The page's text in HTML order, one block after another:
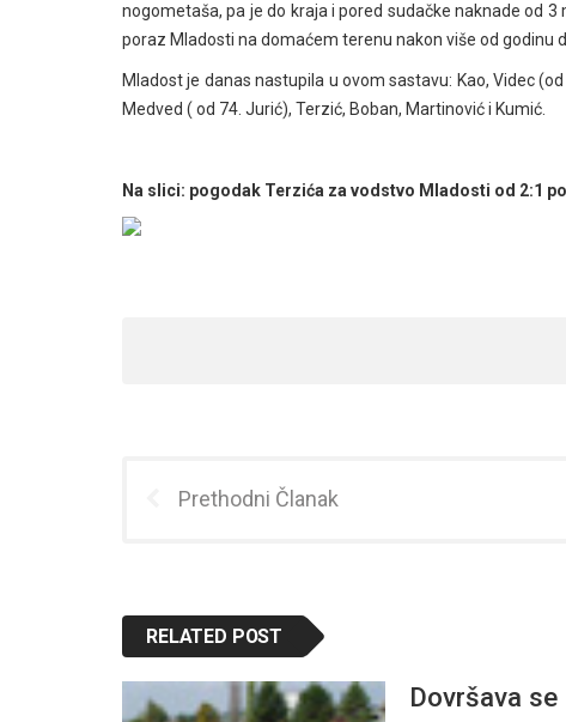
nogometaša, pa je do kraja i pored sudačke naknade od
poraz Mladosti na domaćem terenu nakon više od godinu
Mladost je danas nastupila u ovom sastavu: Kao, Videc
Medved ( od 74. Jurić), Terzić, Boban, Martinović i Kumić.
Na slici: pogodak Terzića za vodstvo Mladosti od 2:1
Prethodni Članak
RELATED POST
Dovršava